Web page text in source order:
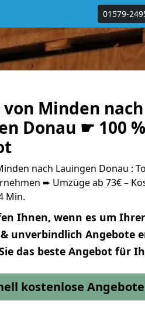
01579-
Minden nach
Donau ☛ 100
nach Lauingen Donau :
➨ Umzüge ab 73€ –
Min.
Ihnen, wenn es um
unverbindlich Angebote
das beste Angebot für
kostenlose